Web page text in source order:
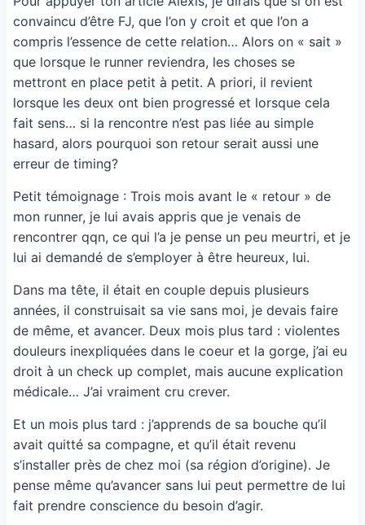
convaincu d’être FJ, que l’on y croit et que l’on a
compris l’essence de cette relation… Alors on « sait »
que lorsque le runner reviendra, les choses se
mettront en place petit à petit. A priori, il revient
lorsque les deux ont bien progressé et lorsque cela
fait sens… si la rencontre n’est pas liée au simple
hasard, alors pourquoi son retour serait aussi une
erreur de timing?
Petit témoignage : Trois mois avant le « retour » de
mon runner, je lui avais appris que je venais de
rencontrer qqn, ce qui l’a je pense un peu meurtri, et je
lui ai demandé de s’employer à être heureux, lui.
Dans ma tête, il était en couple depuis plusieurs
années, il construisait sa vie sans moi, je devais faire
de même, et avancer. Deux mois plus tard : violentes
douleurs inexpliquées dans le coeur et la gorge, j’ai eu
droit à un check up complet, mais aucune explication
médicale… J’ai vraiment cru crever.
Et un mois plus tard : j’apprends de sa bouche qu’il
avait quitté sa compagne, et qu’il était revenu
s’installer près de chez moi (sa région d’origine). Je
pense même qu’avancer sans lui peut permettre de lui
fait prendre conscience du besoin d’agir.